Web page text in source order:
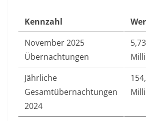
Kennzahl
November 2025
Übernachtungen
5,73
Jährliche
Gesamtübernachtungen
2024